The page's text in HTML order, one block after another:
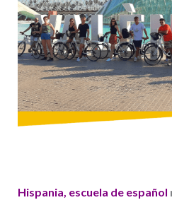
Hispania, escuela de español